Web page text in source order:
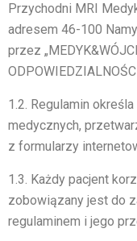
Przychodni MRI
adresem 46-100
przez
1.2. Regulamin
medycznych,
z formularzy
1.3. Każdy pacjent
zobowiązany jest do
regulaminem i jego